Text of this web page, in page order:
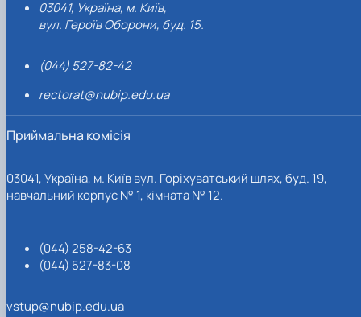
03041, Україна, м. Київ,
вул. Героїв Оборони, буд. 15.
(044) 527-82-42
rectorat@nubip.edu.ua
Приймальна комісія
03041, Україна, м. Київ вул. Горіхуватський шлях, буд. 19,
навчальний корпус № 1, кімната № 12.
(044) 258-42-63
(044) 527-83-08
vstup@nubip.edu.ua